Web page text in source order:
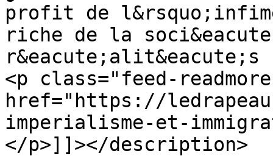
profit de
riche de la
r&eacute;alit&eacute;s
<p class="feed-
href="https://
imperialisme-et-
</p>]]></description>